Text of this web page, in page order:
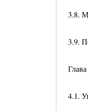
3.8.
3.9.
4.1.